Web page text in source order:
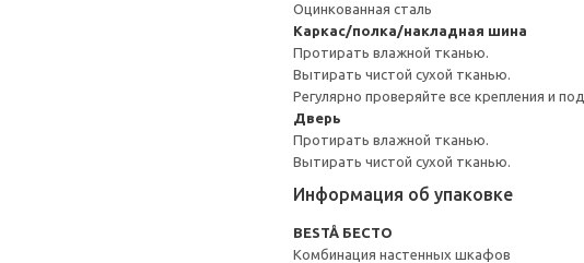
Оцинкованная сталь
Каркас/полка/накладная шина
Протирать влажной тканью.
Вытирать чистой сухой тканью.
Регулярно проверяйте все крепления и
Дверь
Протирать влажной тканью.
Вытирать чистой сухой тканью.
Информация об упаковке
BESTÅ БЕСТО
Комбинация настенных шкафов